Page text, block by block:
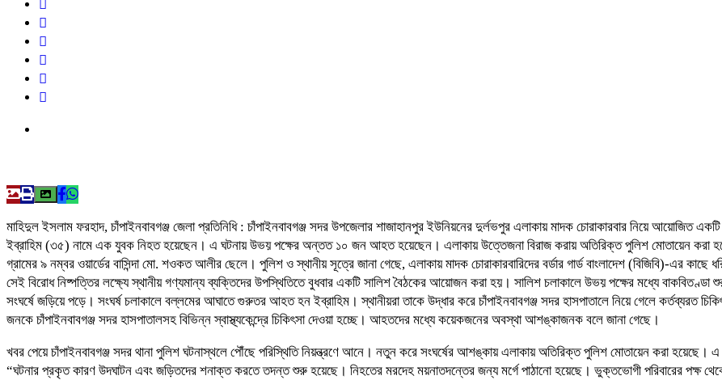
মাহিদুল ইসলাম ফরহাদ, চাঁপাইনবাবগঞ্জ জেলা প্রতিনিধি : চাঁপাইনবাবগঞ্জ সদর উপজেলার শাজাহানপুর ইউনিয়নের দুর্লভপুর এলাকায় মাদক চোরাকারবার নিয়ে আয়োজিত
ইব্রাহিম (৩৫) নামে এক যুবক নিহত হয়েছেন। এ ঘটনায় উভয় পক্ষের অন্তত ১০ জন আহত হয়েছেন। এলাকায় উত্তেজনা বিরাজ করায় অতিরিক্ত পুলিশ মোতায়েন করা
গ্রামের ৯ নম্বর ওয়ার্ডের বাসিন্দা মো. শওকত আলীর ছেলে। পুলিশ ও স্থানীয় সূত্রে জানা গেছে, এলাকায় মাদক চোরাকারবারিদের বর্ডার গার্ড বাংলাদেশ (বিজিবি)-এর কাছে
সেই বিরোধ নিষ্পত্তির লক্ষ্যে স্থানীয় গণ্যমান্য ব্যক্তিদের উপস্থিতিতে বুধবার একটি সালিশ বৈঠকের আয়োজন করা হয়। সালিশ চলাকালে উভয় পক্ষের মধ্যে
সংঘর্ষে জড়িয়ে পড়ে। সংঘর্ষ চলাকালে বল্লমের আঘাতে গুরুতর আহত হন ইব্রাহিম। স্থানীয়রা তাকে উদ্ধার করে চাঁপাইনবাবগঞ্জ সদর হাসপাতালে নিয়ে গেলে কর্তব্যরত
জনকে চাঁপাইনবাবগঞ্জ সদর হাসপাতালসহ বিভিন্ন স্বাস্থ্যকেন্দ্রে চিকিৎসা দেওয়া হচ্ছে। আহতদের মধ্যে কয়েকজনের অবস্থা আশঙ্কাজনক বলে জানা গেছে।
খবর পেয়ে চাঁপাইনবাবগঞ্জ সদর থানা পুলিশ ঘটনাস্থলে পৌঁছে পরিস্থিতি নিয়ন্ত্রণে আনে। নতুন করে সংঘর্ষের আশঙ্কায় এলাকায় অতিরিক্ত পুলিশ মোতায়েন করা
“ঘটনার প্রকৃত কারণ উদঘাটন এবং জড়িতদের শনাক্ত করতে তদন্ত শুরু হয়েছে। নিহতের মরদেহ ময়নাতদন্তের জন্য মর্গে পাঠানো হয়েছে। ভুক্তভোগী পরিবারের পক্ষ